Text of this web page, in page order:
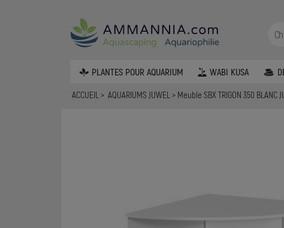
PLANTES POUR AQUARIUM WABI KUSA
ACCUEIL AQUARIUMS JUWEL Meuble SBX TRIGON 350 BLANC